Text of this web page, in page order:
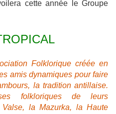
cette année le Groupe
Folklorique créée en
amis dynamiques pour faire
la tradition antillaise.
folkloriques de leurs
la Mazurka, la Haute